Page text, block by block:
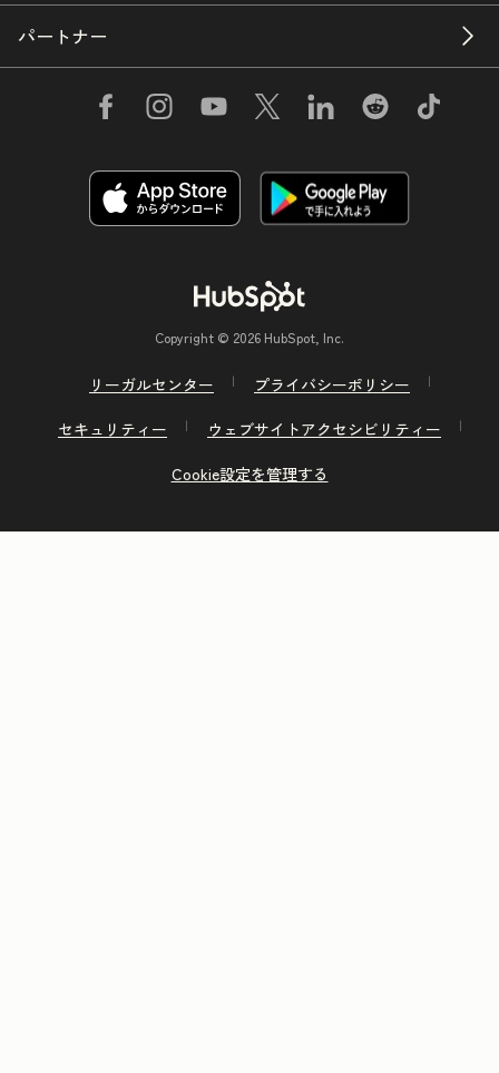
パートナー
Copyright © 2026 HubSpot, Inc.
リーガルセンター
プライバシーポリシー
セキュリティー
ウェブサイトアクセシビリティー
Cookie設定を管理する